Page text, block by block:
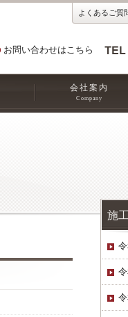
よくあるご質
お問い合わせはこちら
会社案内
Company
施